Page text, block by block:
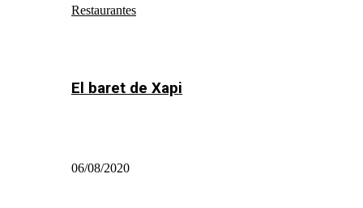
Restaurantes
El baret de Xapi
06/08/2020